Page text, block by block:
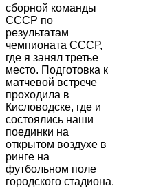
сборной команды
СССР по
результатам
чемпионата СССР,
где я занял третье
место. Подготовка к
матчевой встрече
проходила в
Кисловодске, где и
состоялись наши
поединки на
открытом воздухе в
ринге на
футбольном поле
городского стадиона.